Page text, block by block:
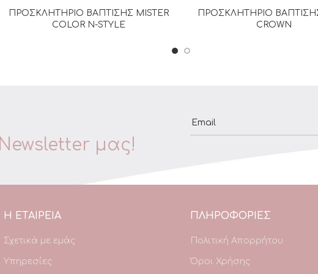
ΔΙΑΒΆΣΤΕ ΠΕΡΙΣΣΌΤΕΡΑ
ΠΡΟΣΚΛΗΤΗΡΙΟ ΒΑΠΤΙΣΗΣ MISTER
COLOR N-STYLE
ΔΙΑΒΆΣΤΕ
ΠΡΟΣΚΛΗΤΗΡΙΟ
CROWN
Newsletter μας!
Η ΕΤΑΙΡΕΙΑ
Σχετικά με εμάς
Υπηρεσίες
ΠΛΗΡΟΦΟΡΙΕΣ
Πολιτική Απορρήτου
Όροι Χρήσης